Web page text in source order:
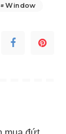
Window